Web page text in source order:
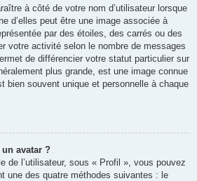
à côté de votre nom d’utilisateur lorsque
d’elles peut être une image associée à
par des étoiles, des carrés ou des
votre activité selon le nombre de messages
de différencier votre statut particulier sur
plus grande, est une image connue
bien souvent unique et personnelle à chaque
avatar ?
de l’utilisateur, sous « Profil », vous pouvez
une des quatre méthodes suivantes : le